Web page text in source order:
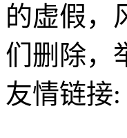
的虚假，
们删除，
友情链接: